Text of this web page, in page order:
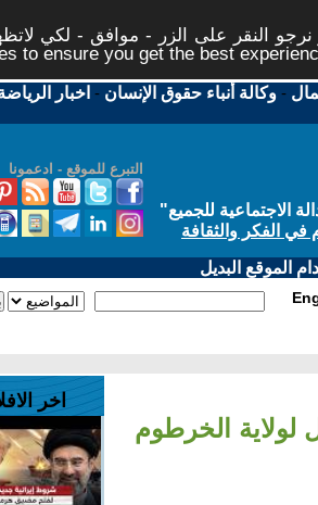
النقر على الزر - موافق - لكي
to ensure you get the best
-وكالة أنباء حقوق الإنسان - اخبار
التبرع للموقع - ادعمونا
الاجتماعية للجميع"
في الفكر والثقافة
الموقع البديل
لولاية الخرطوم
اخر